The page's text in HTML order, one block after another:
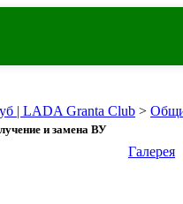
| LADA Granta Club >
и замена ВУ
Галерея